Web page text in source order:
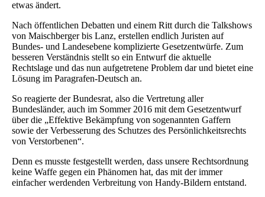
etwas ändert.
Nach öffentlichen Debatten und einem Ritt durch die Talkshows
von Maischberger bis Lanz, erstellen endlich Juristen auf
Bundes- und Landesebene komplizierte Gesetzentwürfe. Zum
besseren Verständnis stellt so ein Entwurf die aktuelle
Rechtslage und das nun aufgetretene Problem dar und bietet eine
Lösung im Paragrafen-Deutsch an.
So reagierte der Bundesrat, also die Vertretung aller
Bundesländer, auch im Sommer 2016 mit dem Gesetzentwurf
über die „Effektive Bekämpfung von sogenannten Gaffern
sowie der Verbesserung des Schutzes des Persönlichkeitsrechts
von Verstorbenen“.
Denn es musste festgestellt werden, dass unsere Rechtsordnung
keine Waffe gegen ein Phänomen hat, das mit der immer
einfacher werdenden Verbreitung von Handy-Bildern entstand.